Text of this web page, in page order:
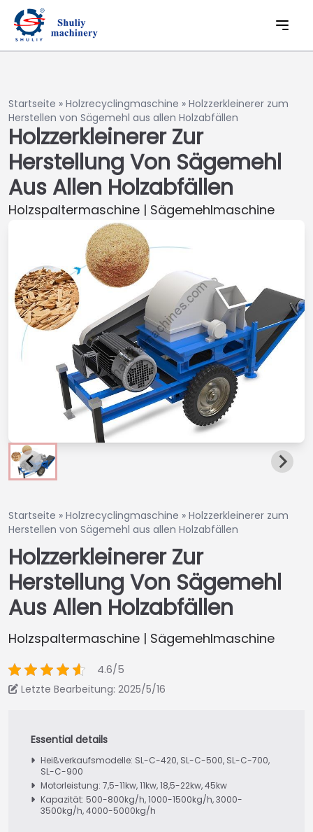
Startseite » Holzrecyclingmaschine » Holzzerkleinerer zum
Herstellen von Sägemehl aus allen Holzabfällen
Holzzerkleinerer Zur
Herstellung Von Sägemehl
Aus Allen Holzabfällen
Holzspaltermaschine | Sägemehlmaschine
Startseite » Holzrecyclingmaschine » Holzzerkleinerer zum
Herstellen von Sägemehl aus allen Holzabfällen
Holzzerkleinerer Zur
Herstellung Von Sägemehl
Aus Allen Holzabfällen
Holzspaltermaschine | Sägemehlmaschine
4.6/5
Letzte Bearbeitung: 2025/5/16
Heißverkaufsmodelle: SL-C-420, SL-C-500, SL-C-700,
SL-C-900
Motorleistung: 7,5-11kw, 11kw, 18,5-22kw, 45kw
Kapazität: 500-800kg/h, 1000-1500kg/h, 3000-
3500kg/h, 4000-5000kg/h